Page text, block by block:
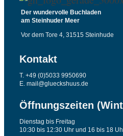
Der wundervolle Buchladen
am Steinhuder Meer
Vor dem Tore 4, 31515 Steinhude
Kontakt
T. +49 (0)5033 9950690
E. mail@glueckshuus.de
Öffnungszeiten
Dienstag bis Freitag
10:30 bis 12:30 Uhr und 16 bis 18